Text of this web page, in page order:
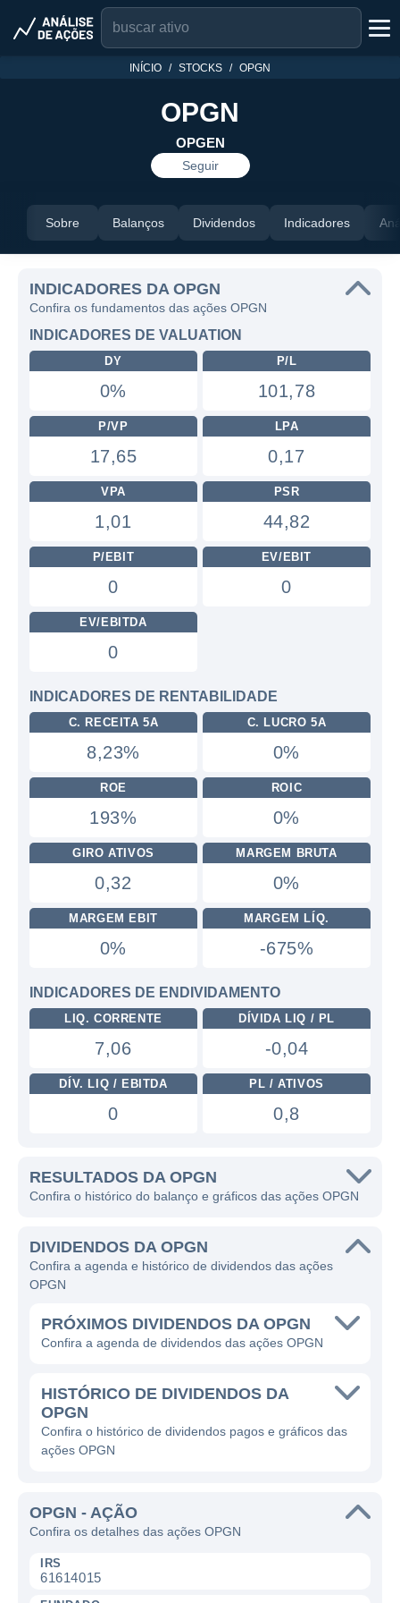
INÍCIO STOCKS OPGN
OPGN
OPGEN
Seguir
Sobre Balanços Dividendos Indicadores
INDICADORES DA OPGN
Confira os fundamentos das ações OPGN
INDICADORES DE VALUATION
DY
0%
P/L
101,78
P/VP
17,65
LPA
0,17
VPA
1,01
PSR
44,82
P/EBIT
0
EV/EBIT
0
EV/EBITDA
0
INDICADORES DE RENTABILIDADE
C. RECEITA 5A
8,23%
C. LUCRO 5A
0%
ROE
193%
ROIC
0%
GIRO ATIVOS
0,32
MARGEM BRUTA
0%
MARGEM EBIT
0%
MARGEM LÍQ.
-675%
INDICADORES DE ENDIVIDAMENTO
LIQ. CORRENTE
7,06
DÍVIDA LIQ / PL
-0,04
DÍV. LIQ / EBITDA
0
PL / ATIVOS
0,8
RESULTADOS DA OPGN
Confira o histórico do balanço e gráficos das ações OPGN
DIVIDENDOS DA OPGN
Confira a agenda e histórico de dividendos das ações
OPGN
PRÓXIMOS DIVIDENDOS DA OPGN
Confira a agenda de dividendos das ações OPGN
HISTÓRICO DE DIVIDENDOS DA
OPGN
Confira o histórico de dividendos pagos e gráficos das
ações OPGN
OPGN - AÇÃO
Confira os detalhes das ações OPGN
IRS
61614015